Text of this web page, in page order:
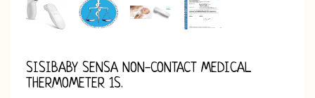
SISIBABY SENSA NON-CONTACT MEDICAL
THERMOMETER 1S.